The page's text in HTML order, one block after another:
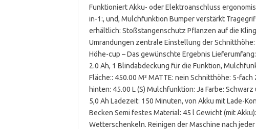
Funktioniert Akku- oder Elektroanschluss
in-1:, und, Mulchfunktion Bumper verstärkt
erhältlich: Stoßstangenschutz Pflanzen auf die
Umrandungen zentrale Einstellung der
Höhe-cup – Das gewünschte Ergebnis
2.0 Ah, 1 Blindabdeckung für die Funktion,
Fläche:: 450.00 M² MATTE: nein Schnitthöhe: 5-
hinten: 45.00 L (S) Mulchfunktion: Ja Farbe:
5,0 Ah Ladezeit: 150 Minuten, von Akku mit Lade-
Becken Semi festes Material: 45 l Gewicht (mit
Wetterschenkeln. Reinigen der Maschine nach